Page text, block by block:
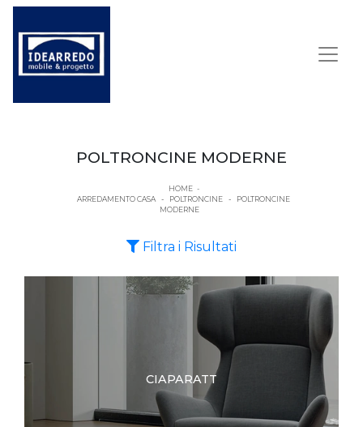
POLTRONCINE MODERNE
HOME -
ARREDAMENTO CASA
- POLTRONCINE -
POLTRONCINE
MODERNE
Filtra i Risultati
CIAPARATT